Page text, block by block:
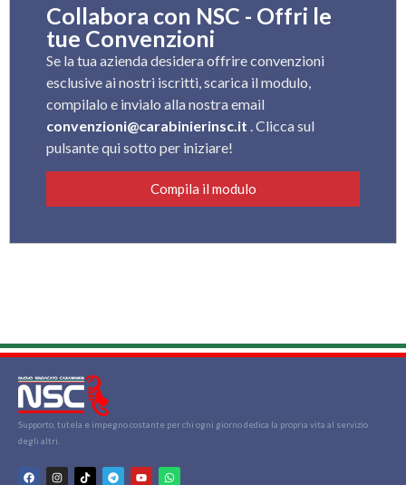
Collabora con NSC - Offri le
tue Convenzioni
Se la tua azienda desidera offrire convenzioni
esclusive ai nostri iscritti, scarica il modulo,
compilalo e invialo alla nostra email
convenzioni@carabinierinsc.it . Clicca sul
pulsante qui sotto per iniziare!
Compila il modulo
Supporto, tutela e impegno costante per chi ogni giorno dedica la propria vita al servizio
degli altri.